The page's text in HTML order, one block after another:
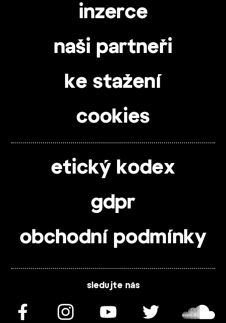
inzerce
naši partneři
ke stažení
cookies
etický kodex
gdpr
obchodní podmínky
sledujte nás